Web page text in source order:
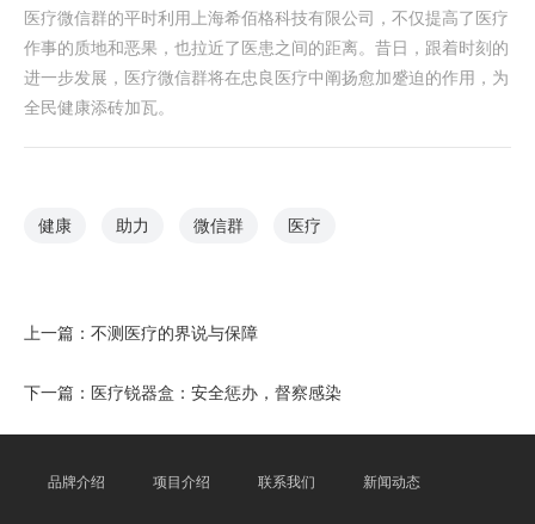
医疗微信群的平时利用上海希佰格科技有限公司，不仅提高了医疗
作事的质地和恶果，也拉近了医患之间的距离。昔日，跟着时刻的
进一步发展，医疗微信群将在忠良医疗中阐扬愈加蹙迫的作用，为
全民健康添砖加瓦。
健康 助力 微信群 医疗
上一篇： 不测医疗的界说与保障
下一篇： 医疗锐器盒：安全惩办，督察感染
品牌介绍 项目介绍 联系我们 新闻动态